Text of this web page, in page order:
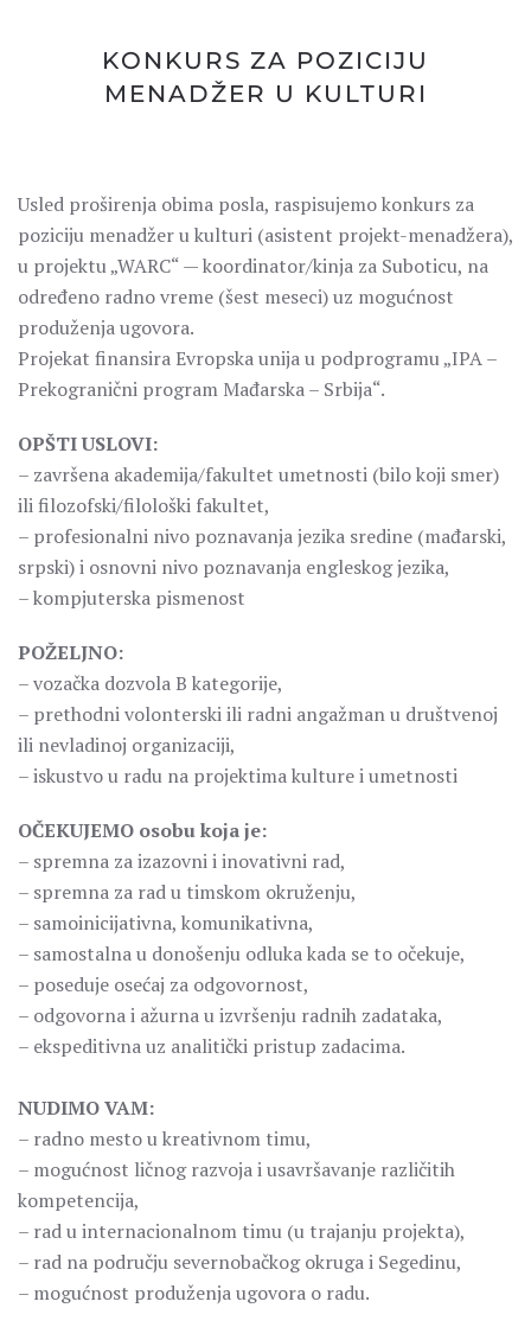
KONKURS ZA POZICIJU
MENADŽER U KULTURI
Usled proširenja obima posla, raspisujemo konkurs za
poziciju menadžer u kulturi (asistent projekt-menadžera),
u projektu „WARC“ — koordinator/kinja za Suboticu, na
određeno radno vreme (šest meseci) uz mogućnost
produženja ugovora.
Projekat finansira Evropska unija u podprogramu „IPA –
Prekogranični program Mađarska – Srbija“.
OPŠTI USLOVI:
– završena akademija/fakultet umetnosti (bilo koji smer)
ili filozofski/filološki fakultet,
– profesionalni nivo poznavanja jezika sredine (mađarski,
srpski) i osnovni nivo poznavanja engleskog jezika,
– kompjuterska pismenost
POŽELJNO:
– vozačka dozvola B kategorije,
– prethodni volonterski ili radni angažman u društvenoj
ili nevladinoj organizaciji,
– iskustvo u radu na projektima kulture i umetnosti
OČEKUJEMO osobu koja je:
– spremna za izazovni i inovativni rad,
– spremna za rad u timskom okruženju,
– samoinicijativna, komunikativna,
– samostalna u donošenju odluka kada se to očekuje,
– poseduje osećaj za odgovornost,
– odgovorna i ažurna u izvršenju radnih zadataka,
– ekspeditivna uz analitički pristup zadacima.
NUDIMO VAM:
– radno mesto u kreativnom timu,
– mogućnost ličnog razvoja i usavršavanje različitih
kompetencija,
– rad u internacionalnom timu (u trajanju projekta),
– rad na području severnobačkog okruga i Segedinu,
– mogućnost produženja ugovora o radu.